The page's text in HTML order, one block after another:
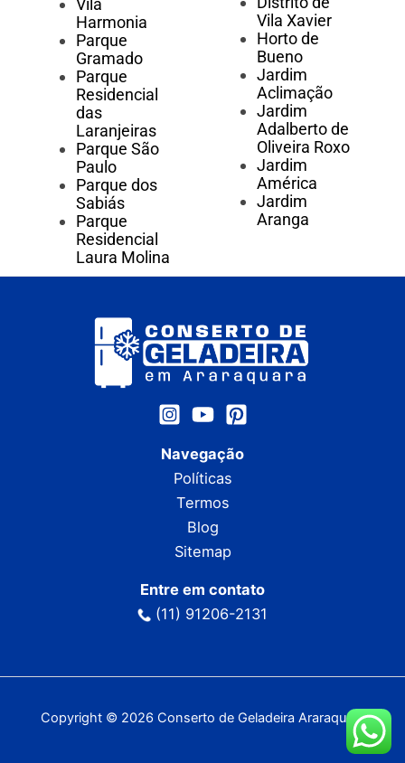
Vila
Harmonia
Parque
Gramado
Parque
Residencial
das
Laranjeiras
Parque São
Paulo
Parque dos
Sabiás
Parque
Residencial
Laura Molina
Vila Xavier
Horto de
Bueno
Jardim
Aclimação
Jardim
Adalberto de
Oliveira Roxo
Jardim
América
Jardim
Aranga
Navegação
Políticas
Termos
Blog
Sitemap
Entre em contato
(11) 91206-2131
Copyright © 2026 Conserto de Geladeira Araraquara